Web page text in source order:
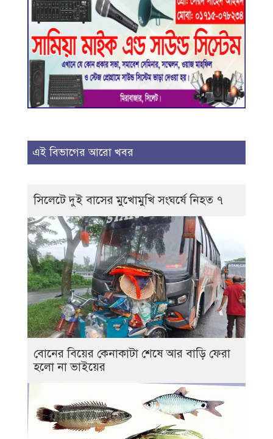
এই বিভাগের আরো খবর
সিলেটে দুই বাসের মুখোমুখি সংঘর্ষে নিহত ৭
বোনের বিয়ের কেনাকাটা শেষে আর বাড়ি ফেরা
হলো না ভাইয়ের